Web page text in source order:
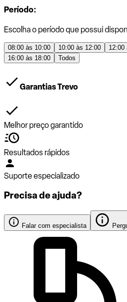
Período:
Escolha o período que possui
08:00 às 10:00 10:00 às 12:00 12:00
16:00 às 18:00
Todos
Garantias Trevo
Melhor preço garantido
Resultados rápidos
Suporte especializado
Precisa de ajuda?
Falar com especialista